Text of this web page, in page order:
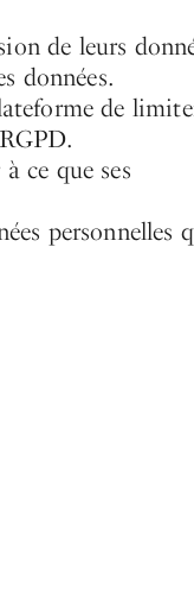
de leurs
données.
de
ce que ses
personnelles